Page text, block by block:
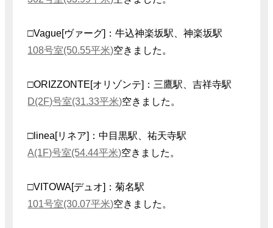
□Vague[ヴァーグ]：牛込神楽坂駅、神楽坂駅
108号室(50.55平米)空きました。
□ORIZZONTE[オリゾンテ]：三鷹駅、吉祥寺駅
D(2F)号室(31.33平米)空きました。
□linea[リネア]：中目黒駅、祐天寺駅
A(1F)号室(54.44平米)空きました。
□VITOWA[デュオ]：菊名駅
101号室(30.07平米)空きました。